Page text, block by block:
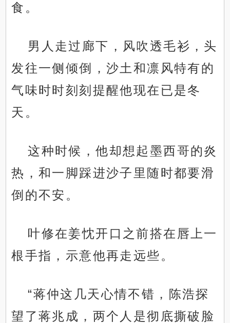
食。
男人走过廊下，风吹透毛衫，头
发往一侧倾倒，沙土和凛风特有的
气味时时刻刻提醒他现在已是冬
天。
这种时候，他却想起墨西哥的炎
热，和一脚踩进沙子里随时都要滑
倒的不安。
叶修在姜忱开口之前搭在唇上一
根手指，示意他再走远些。
“蒋仲这几天心情不错，陈浩探
望了蒋兆成，两个人是彻底撕破脸